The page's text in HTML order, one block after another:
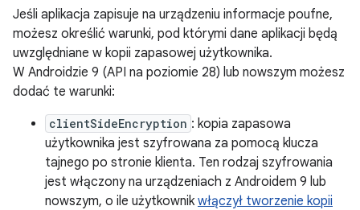
Jeśli aplikacja zapisuje na urządzeniu informacje poufne,
możesz określić warunki, pod którymi dane aplikacji będą
uwzględniane w kopii zapasowej użytkownika.
W Androidzie 9 (API na poziomie 28) lub nowszym możesz
dodać te warunki:
clientSideEncryption : kopia zapasowa
użytkownika jest szyfrowana za pomocą klucza
tajnego po stronie klienta. Ten rodzaj szyfrowania
jest włączony na urządzeniach z Androidem 9 lub
nowszym, o ile użytkownik włączył tworzenie kopii